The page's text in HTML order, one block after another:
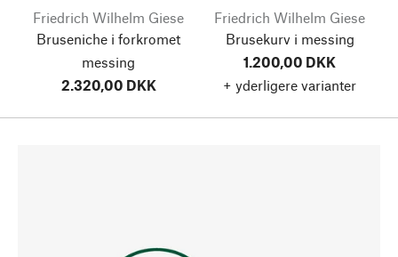
Friedrich Wilhelm Giese
Bruseniche i forkromet
messing
2.320,00 DKK
Friedrich Wilhelm Giese
Brusekurv i messing
1.200,00 DKK
+ yderligere varianter